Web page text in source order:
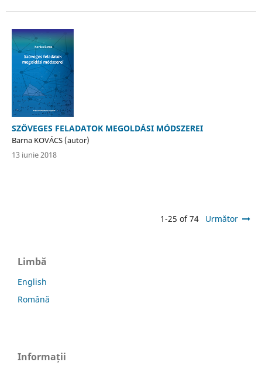
SZÖVEGES FELADATOK MEGOLDÁSI MÓDSZEREI
Barna KOVÁCS (autor)
13 iunie 2018
1-25 of 74 Următor
Limbă
English
Română
Informații